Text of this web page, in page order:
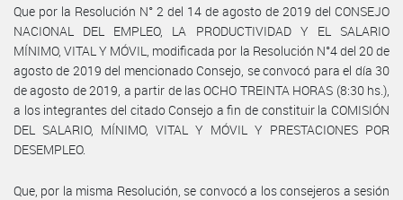
Que por la Resolución N° 2 del 14 de agosto de 2019 del CONSEJO
NACIONAL DEL EMPLEO, LA PRODUCTIVIDAD Y EL SALARIO
MÍNIMO, VITAL Y MÓVIL, modificada por la Resolución N°4 del 20 de
agosto de 2019 del mencionado Consejo, se convocó para el día 30
de agosto de 2019, a partir de las OCHO TREINTA HORAS (8:30 hs.),
a los integrantes del citado Consejo a fin de constituir la COMISIÓN
DEL SALARIO, MÍNIMO, VITAL Y MÓVIL Y PRESTACIONES POR
DESEMPLEO.
Que, por la misma Resolución, se convocó a los consejeros a sesión